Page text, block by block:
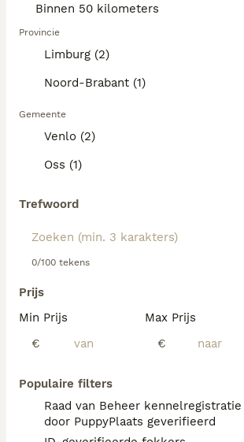
Provincie
Limburg (2)
Noord-Brabant (1)
Gemeente
Venlo (2)
Oss (1)
Trefwoord
0/100 tekens
Prijs
Min Prijs
€
Max Prijs
€
Populaire filters
Raad van Beheer kennelregistratie
door PuppyPlaats geverifieerd